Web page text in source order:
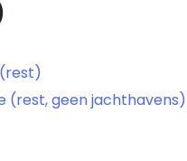
(rest, geen jachthavens)